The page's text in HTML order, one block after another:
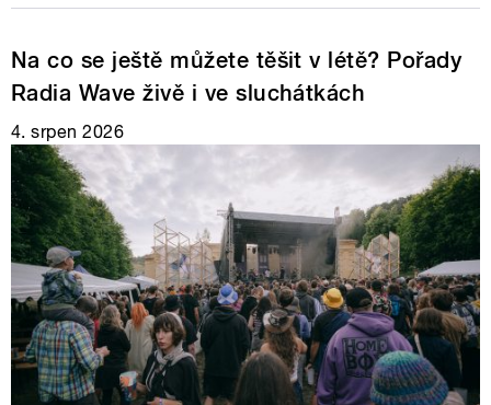
Na co se ještě můžete těšit v létě? Pořady
Radia Wave živě i ve sluchátkách
4. srpen 2026